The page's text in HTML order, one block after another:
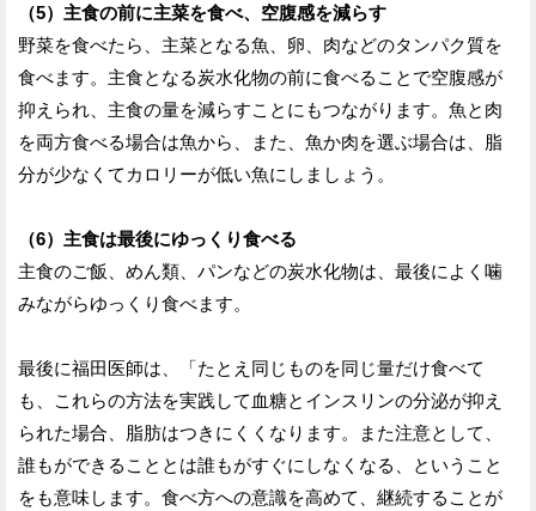
（5）主食の前に主菜を食べ、空腹感を減らす
野菜を食べたら、主菜となる魚、卵、肉などのタンパク質を
食べます。主食となる炭水化物の前に食べることで空腹感が
抑えられ、主食の量を減らすことにもつながります。魚と肉
を両方食べる場合は魚から、また、魚か肉を選ぶ場合は、脂
分が少なくてカロリーが低い魚にしましょう。
（6）主食は最後にゆっくり食べる
主食のご飯、めん類、パンなどの炭水化物は、最後によく噛
みながらゆっくり食べます。
最後に福田医師は、「たとえ同じものを同じ量だけ食べて
も、これらの方法を実践して血糖とインスリンの分泌が抑え
られた場合、脂肪はつきにくくなります。また注意として、
誰もができることとは誰もがすぐにしなくなる、ということ
をも意味します。食べ方への意識を高めて、継続することが